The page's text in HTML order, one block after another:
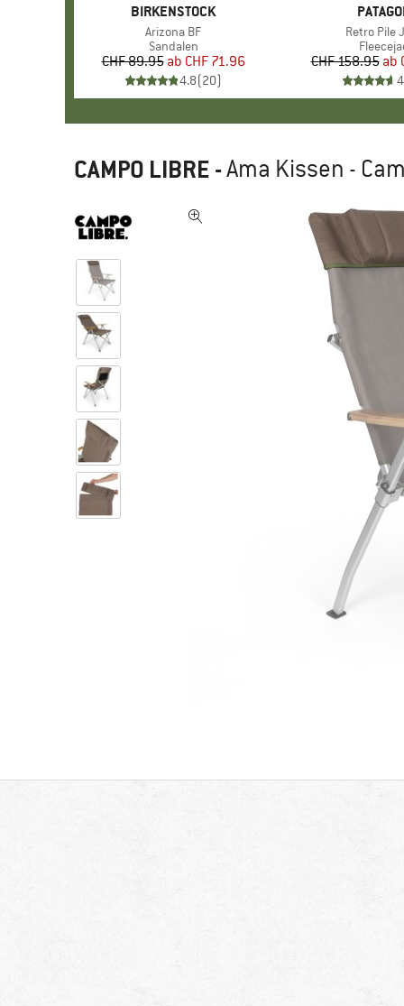
MARKE
BIRKENSTOCK
Artikel
Arizona BF
Produktgruppe
Sandalen
Preis
CHF 89.95 reduzierter Preis
ab CHF 71.96
4.8(20)
MARKE
Artikel
Retro Pile
CHF 158.95 ab
CAMPO LIBRE -Ama Kissen -